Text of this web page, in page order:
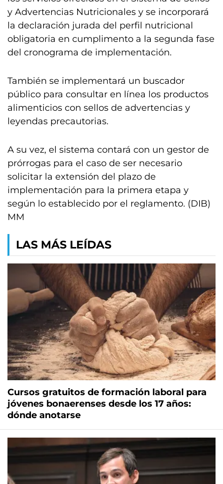
y Advertencias Nutricionales y se incorporará
la declaración jurada del perfil nutricional
obligatoria en cumplimento a la segunda fase
del cronograma de implementación.
También se implementará un buscador
público para consultar en línea los productos
alimenticios con sellos de advertencias y
leyendas precautorias.
A su vez, el sistema contará con un gestor de
prórrogas para el caso de ser necesario
solicitar la extensión del plazo de
implementación para la primera etapa y
según lo establecido por el reglamento. (DIB)
MM
LAS MÁS LEÍDAS
Cursos gratuitos de formación laboral para
jóvenes bonaerenses desde los 17 años:
dónde anotarse